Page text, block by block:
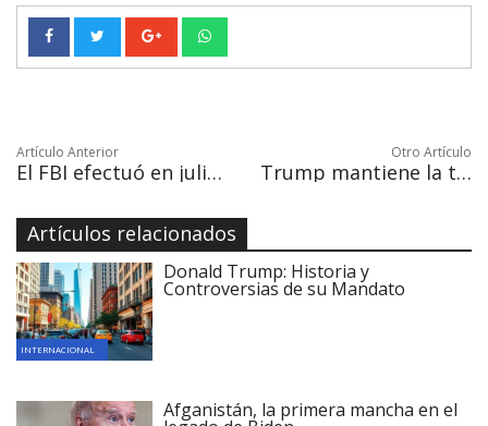
Artículo Anterior
El FBI efectuó en julio una redada en una casa del exjefe de campaña de Trump
Otro Artículo
Trump mantiene la tensión nuclear con Corea del Norte y Tillerson la modera
Artículos relacionados
INTERNACIONAL
Donald Trump: Historia y
Controversias de su Mandato
Afganistán, la primera mancha en el